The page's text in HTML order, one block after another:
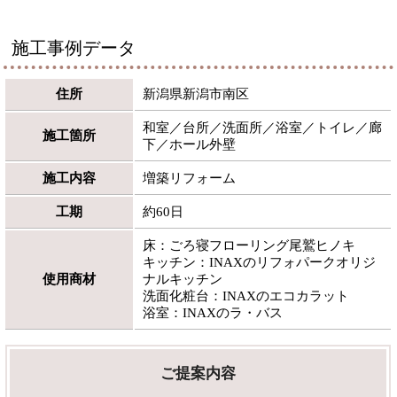
施工事例データ
住所 新潟県新潟市南区
施工箇所
和室／台所／洗面所／浴室／トイレ／廊
下／ホール外壁
施工内容 増築リフォーム
工期 約60日
使用商材
床：ごろ寝フローリング尾鷲ヒノキ
キッチン：INAXのリフォパークオリジ
ナルキッチン
洗面化粧台：INAXのエコカラット
浴室：INAXのラ・バス
ご提案内容